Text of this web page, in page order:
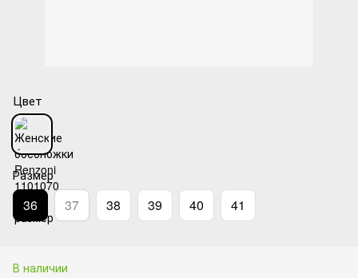
Цвет
Размер
36 37 38 39 40 41
В наличии